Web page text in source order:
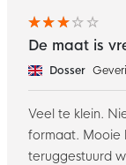
De maat is
Dosser
Veel te klein.
formaat. Mooie
teruggestuurd